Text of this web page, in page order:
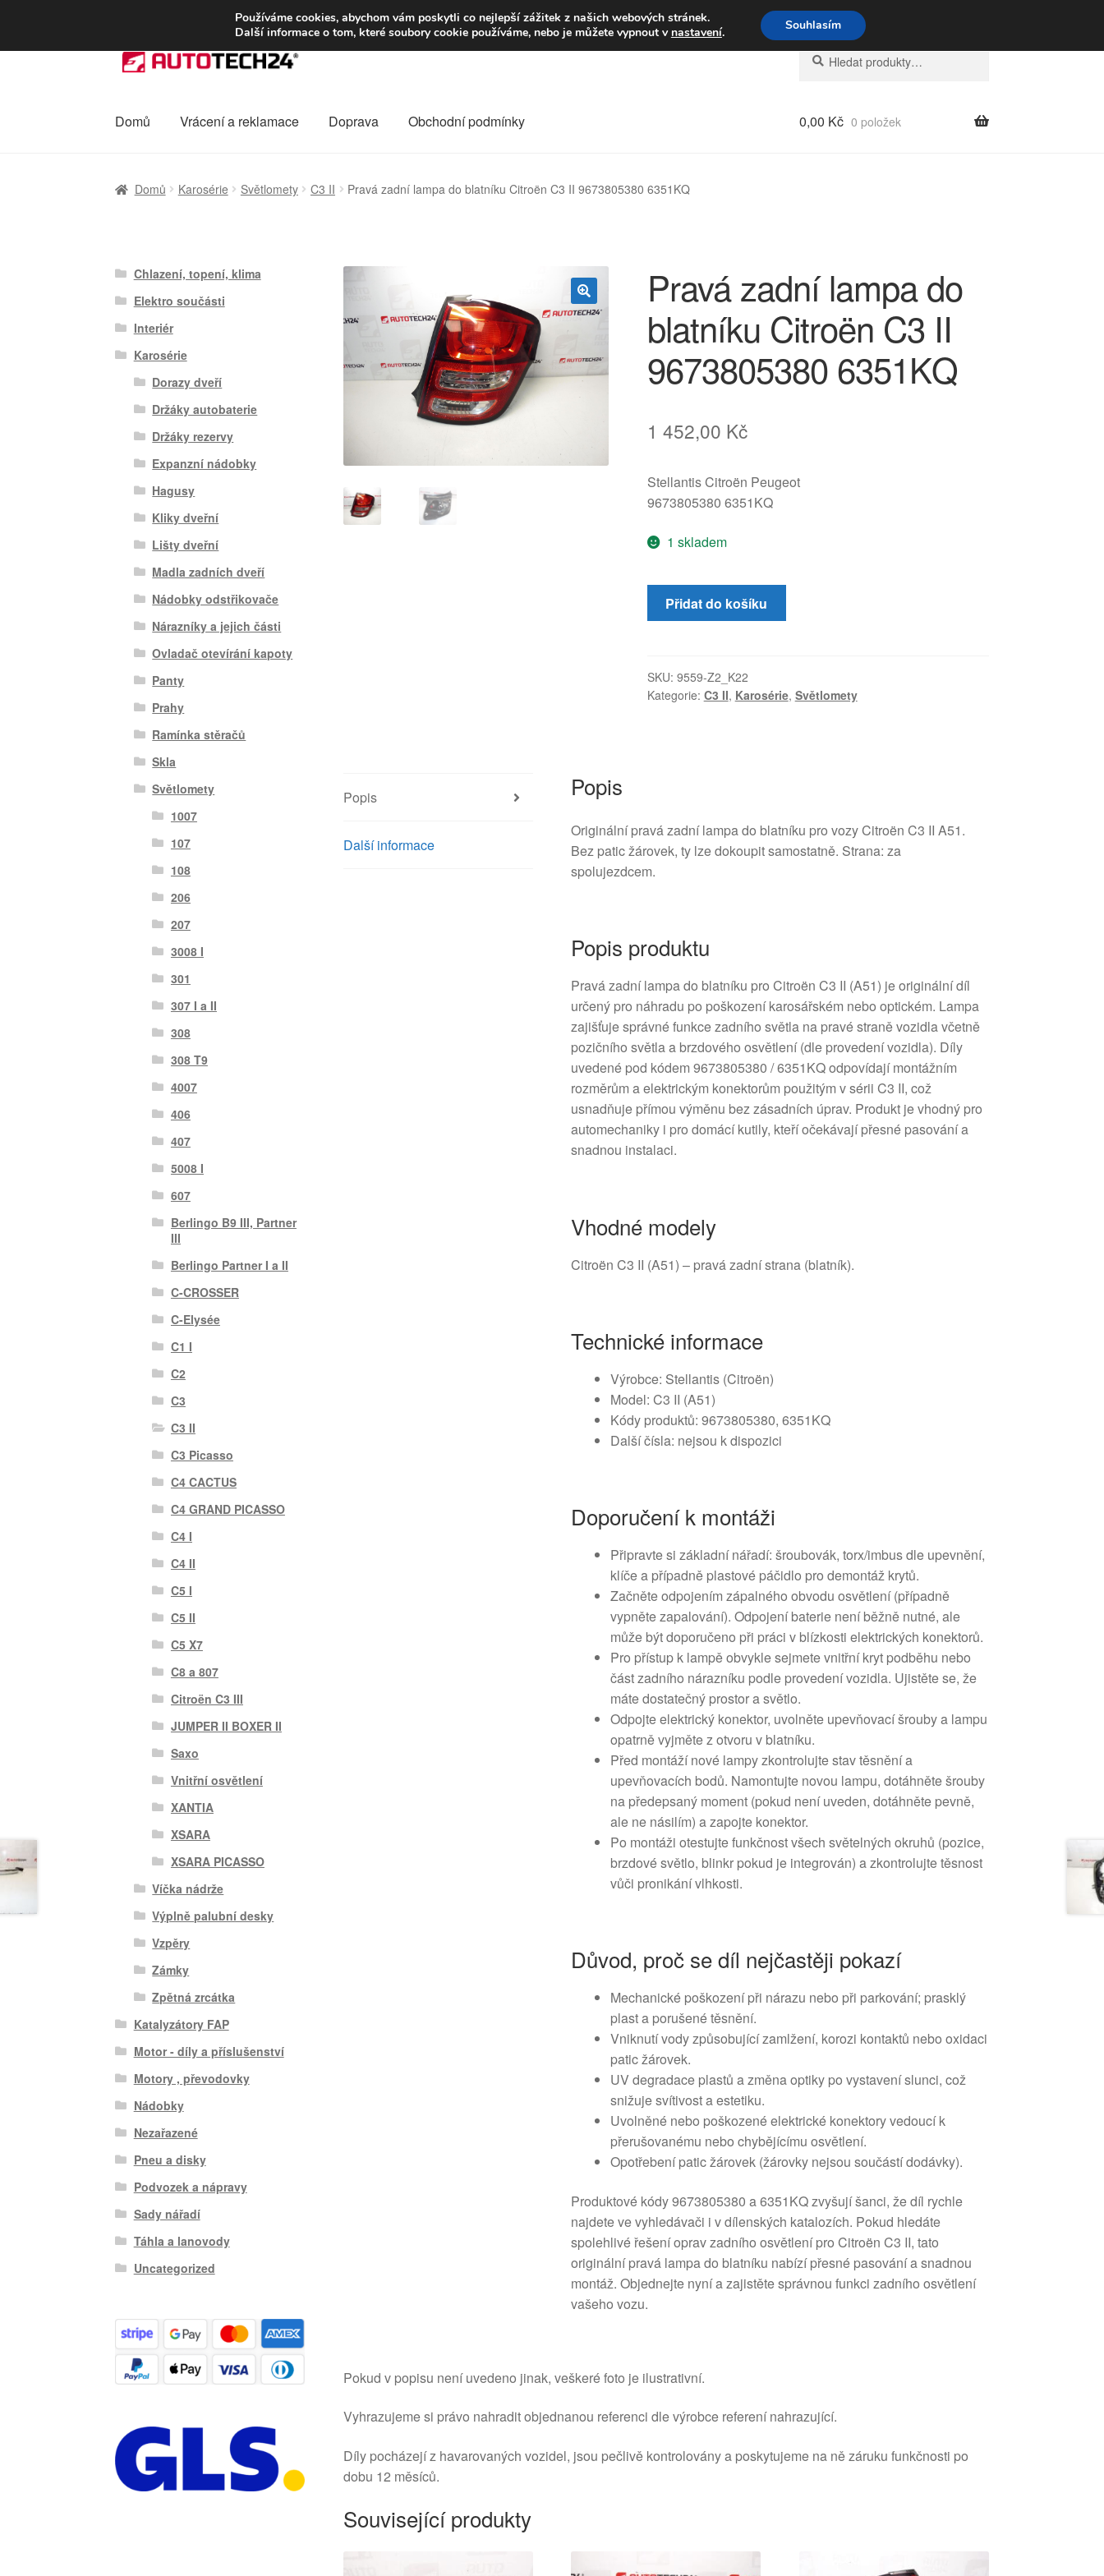
DOPRAVA od 139,-Kč Volejte po-pá 9-16 704 494 494
Přeskočit
na
Přejít
webu
Hledat:
Hledat
Domů Vrácení a reklamace Doprava Obchodní podmínky 0,00 Kč 0 položek
Domů Karosérie Světlomety C3 II Pravá zadní lampa do blatníku Citroën C3 II 9673805380 6351KQ
🔍
Pravá zadní lampa do
blatníku Citroën C3 II
9673805380 6351KQ
1 452,00 Kč
Stellantis Citroën Peugeot
9673805380 6351KQ
1 skladem
Pravá
zadní
blatníku
Citroën
Přidat do košíku
SKU: 9559-Z2_K22
Kategorie: C3 II, Karosérie, Světlomety
Popis
Další informace
Popis
Originální pravá zadní lampa do blatníku pro vozy Citroën C3 II A51.
Bez patic žárovek, ty lze dokoupit samostatně. Strana: za
spolujezdcem.
Popis produktu
Pravá zadní lampa do blatníku pro Citroën C3 II (A51) je originální díl
určený pro náhradu po poškození karosářském nebo optickém. Lampa
zajišťuje správné funkce zadního světla na pravé straně vozidla včetně
pozičního světla a brzdového osvětlení (dle provedení vozidla). Díly
uvedené pod kódem 9673805380 / 6351KQ odpovídají montážním
rozměrům a elektrickým konektorům použitým v sérii C3 II, což
usnadňuje přímou výměnu bez zásadních úprav. Produkt je vhodný pro
automechaniky i pro domácí kutily, kteří očekávají přesné pasování a
snadnou instalaci.
Vhodné modely
Citroën C3 II (A51) – pravá zadní strana (blatník).
Technické informace
Výrobce: Stellantis (Citroën)
Model: C3 II (A51)
Kódy produktů: 9673805380, 6351KQ
Další čísla: nejsou k dispozici
Doporučení k montáži
Připravte si základní nářadí: šroubovák, torx/imbus dle upevnění,
klíče a případně plastové páčidlo pro demontáž krytů.
Začněte odpojením zápalného obvodu osvětlení (případně
vypněte zapalování). Odpojení baterie není běžně nutné, ale
může být doporučeno při práci v blízkosti elektrických konektorů.
Pro přístup k lampě obvykle sejmete vnitřní kryt podběhu nebo
část zadního nárazníku podle provedení vozidla. Ujistěte se, že
máte dostatečný prostor a světlo.
Odpojte elektrický konektor, uvolněte upevňovací šrouby a lampu
opatrně vyjměte z otvoru v blatníku.
Před montáží nové lampy zkontrolujte stav těsnění a
upevňovacích bodů. Namontujte novou lampu, dotáhněte šrouby
na předepsaný moment (pokud není uveden, dotáhněte pevně,
ale ne násilím) a zapojte konektor.
Po montáži otestujte funkčnost všech světelných okruhů (pozice,
brzdové světlo, blinkr pokud je integrován) a zkontrolujte těsnost
vůči pronikání vlhkosti.
Důvod, proč se díl nejčastěji pokazí
Mechanické poškození při nárazu nebo při parkování; prasklý
plast a porušené těsnění.
Vniknutí vody způsobující zamlžení, korozi kontaktů nebo oxidaci
patic žárovek.
UV degradace plastů a změna optiky po vystavení slunci, což
snižuje svítivost a estetiku.
Uvolněné nebo poškozené elektrické konektory vedoucí k
přerušovanému nebo chybějícímu osvětlení.
Opotřebení patic žárovek (žárovky nejsou součástí dodávky).
Produktové kódy 9673805380 a 6351KQ zvyšují šanci, že díl rychle
najdete ve vyhledávači i v dílenských katalozích. Pokud hledáte
spolehlivé řešení oprav zadního osvětlení pro Citroën C3 II, tato
originální pravá lampa do blatníku nabízí přesné pasování a snadnou
montáž. Objednejte nyní a zajistěte správnou funkci zadního osvětlení
vašeho vozu.
Pokud v popisu není uvedeno jinak, veškeré foto je ilustrativní.
Vyhrazujeme si právo nahradit objednanou referenci dle výrobce referení nahrazující.
Díly pocházejí z havarovaných vozidel, jsou pečlivě kontrolovány a poskytujeme na ně záruku funkčnosti po
dobu 12 měsíců.
Související produkty
Chlazení, topení, klima
Elektro součásti
Interiér
Karosérie
Dorazy dveří
Držáky autobaterie
Držáky rezervy
Expanzní nádobky
Hagusy
Kliky dveřní
Lišty dveřní
Madla zadních dveří
Nádobky odstřikovače
Nárazníky a jejich části
Ovladač otevírání kapoty
Panty
Prahy
Ramínka stěračů
Skla
Světlomety
1007
107
108
206
207
3008 I
301
307 I a II
308
308 T9
4007
406
407
5008 I
607
Berlingo B9 III, Partner
III
Berlingo Partner I a II
C-CROSSER
C-Elysée
C1 I
C2
C3
C3 II
C3 Picasso
C4 CACTUS
C4 GRAND PICASSO
C4 I
C4 II
C5 I
C5 II
C5 X7
C8 a 807
Citroën C3 III
JUMPER II BOXER II
Saxo
Vnitřní osvětlení
XANTIA
XSARA
XSARA PICASSO
Víčka nádrže
Výplně palubní desky
Vzpěry
Zámky
Zpětná zrcátka
Katalyzátory FAP
Motor - díly a příslušenství
Motory , převodovky
Nádobky
Nezařazené
Pneu a disky
Podvozek a nápravy
Sady nářadí
Táhla a lanovody
Uncategorized
Používáme cookies, abychom vám poskytli co nejlepší zážitek z našich webových stránek.
Další informace o tom, které soubory cookie používáme, nebo je můžete vypnout v nastavení. Souhlasím